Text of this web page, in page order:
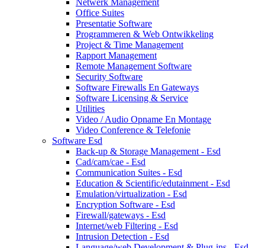
Office Suites
Presentatie Software
Programmeren & Web Ontwikkeling
Project & Time Management
Rapport Management
Remote Management Software
Security Software
Software Firewalls En Gateways
Software Licensing & Service
Utilities
Video / Audio Opname En Montage
Video Conference & Telefonie
Software Esd
Back-up & Storage Management - Esd
Cad/cam/cae - Esd
Communication Suites - Esd
Education & Scientific/edutainment - Esd
Emulation/virtualization - Esd
Encryption Software - Esd
Firewall/gateways - Esd
Internet/web Filtering - Esd
Intrusion Detection - Esd